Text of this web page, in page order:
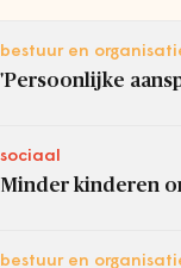
bestuur en
'Persoonlijke
sociaal
Minder kinderen
bestuur en